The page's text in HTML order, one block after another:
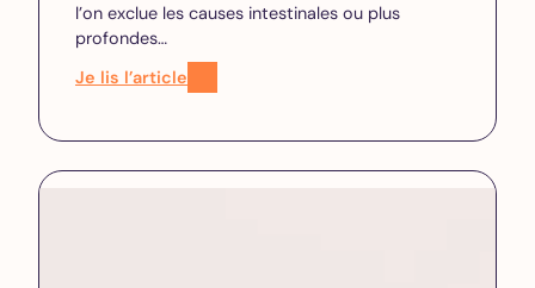
l’on exclue les causes intestinales ou plus
profondes…
Je lis l’article